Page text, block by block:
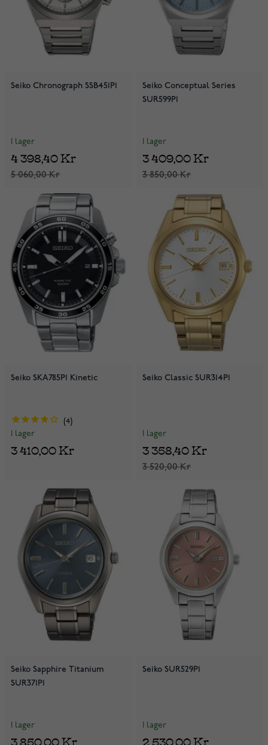
Seiko Chronograph SSB451P1
I lager
5 060,00 Kr
4 398,40 Kr
Seiko Conceptual Series
SUR599P1
I lager
3 850,00 Kr
3 409,00 Kr
Seiko SKA785P1 Kinetic
4
I lager
3 410,00 Kr
Seiko Classic SUR314P1
I lager
3 520,00 Kr
3 358,40 Kr
Seiko Sapphire Titanium
SUR371P1
I lager
3 850,00 Kr
Seiko SUR529P1
I lager
2 530,00 Kr